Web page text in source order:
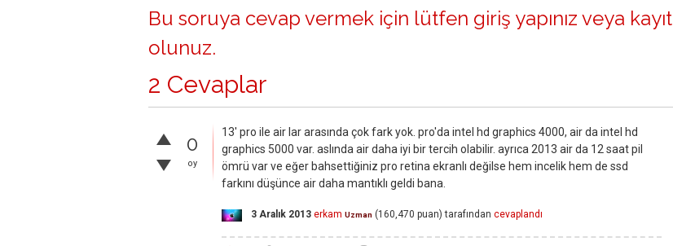
Bu soruya cevap vermek için lütfen giriş yapınız veya kayıt
olunuz.
2 Cevaplar
0
oy
13' pro ile air lar arasında çok fark yok. pro'da intel hd graphics 4000, air da intel hd
graphics 5000 var. aslında air daha iyi bir tercih olabilir. ayrıca 2013 air da 12 saat pil
ömrü var ve eğer bahsettiğiniz pro retina ekranlı değilse hem incelik hem de ssd
farkını düşünce air daha mantıklı geldi bana.
3 Aralık 2013 erkam Uzman (160,470 puan) tarafından cevaplandı